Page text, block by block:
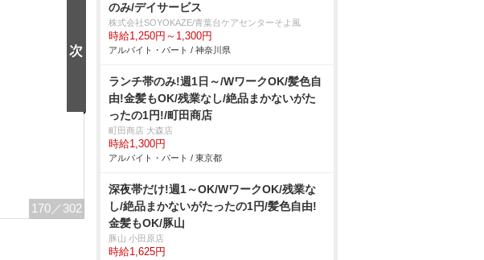
170 ／302
のみ/デイサービス
株式会社SOYOKAZE/青葉台ケアセンターそよ風
時給1,250円～1,300円
アルバイト・パート / 神奈川県
ランチ帯のみ!週1日～/WワークOK/髪色自
由!金髪もOK/残業なし/絶品まかないがた
ったの1円!/町田商店
町田商店 大森店
時給1,300円
アルバイト・パート / 東京都
深夜帯だけ!週1～OK/WワークOK/残業な
し/絶品まかないがたったの1円/髪色自由!
金髪もOK/豚山
豚山 小田原店
時給1,625円